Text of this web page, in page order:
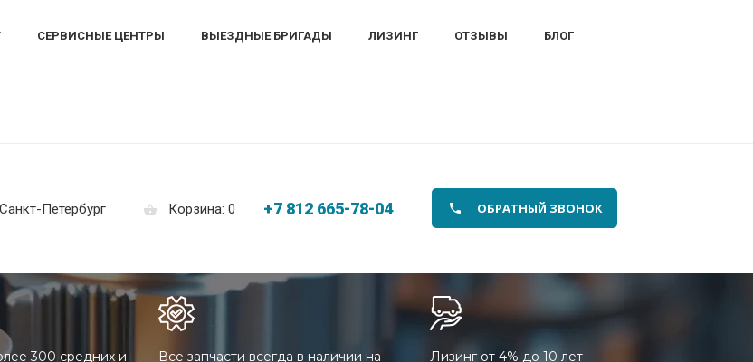
СЕРВИСНЫЕ ЦЕНТРЫ ВЫЕЗДНЫЕ БРИГАДЫ ЛИЗИНГ ОТЗЫВЫ БЛОГ
Санкт-Петербург Корзина: 0 +7 812 665-78-04 ОБРАТНЫЙ ЗВОНОК
300 средних и
Все запчасти всегда в наличии на
Лизинг от 4% до 10 лет